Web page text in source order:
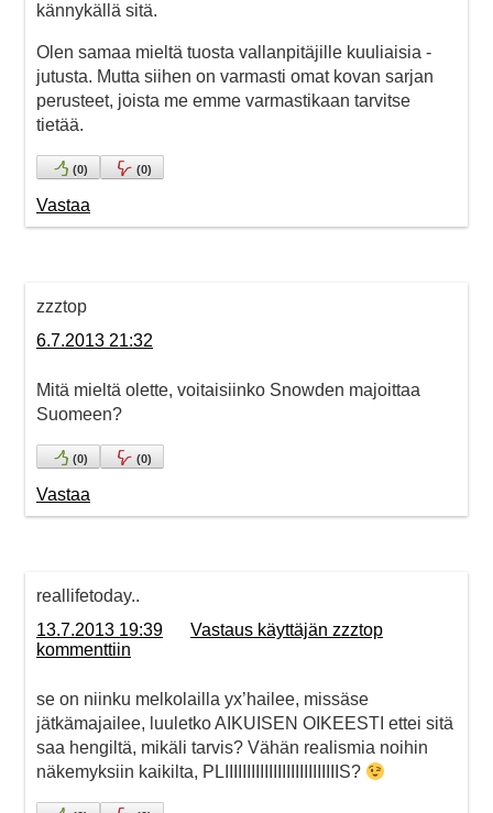
kännykällä sitä.
Olen samaa mieltä tuosta vallanpitäjille kuuliaisia -
jutusta. Mutta siihen on varmasti omat kovan sarjan
perusteet, joista me emme varmastikaan tarvitse
tietää.
(0) (0)
Vastaa
zzztop
6.7.2013 21:32
Mitä mieltä olette, voitaisiinko Snowden majoittaa
Suomeen?
(0) (0)
Vastaa
reallifetoday..
13.7.2013 19:39
Vastaus käyttäjän zzztop
kommenttiin
se on niinku melkolailla yx’hailee, missäse
jätkämajailee, luuletko AIKUISEN OIKEESTI ettei sitä
saa hengiltä, mikäli tarvis? Vähän realismia noihin
näkemyksiin kaikilta, PLIIIIIIIIIIIIIIIIIIIIIIIIIIS?